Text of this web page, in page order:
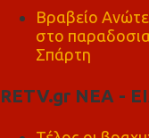
Βραβείο
στο
Σπάρτη
RETV.gr ΝΕΑ -